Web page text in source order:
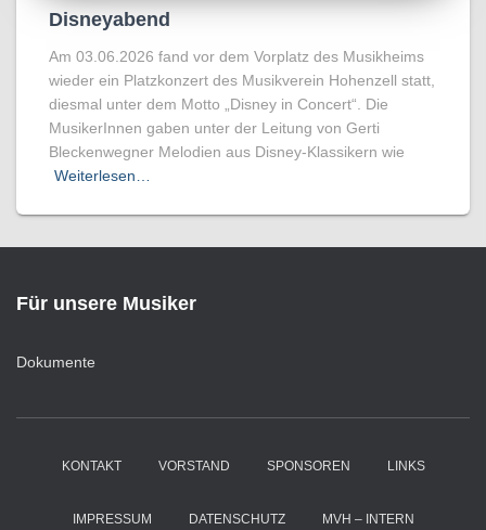
Disneyabend
Am 03.06.2026 fand vor dem Vorplatz des Musikheims
wieder ein Platzkonzert des Musikverein Hohenzell statt,
diesmal unter dem Motto „Disney in Concert“. Die
MusikerInnen gaben unter der Leitung von Gerti
Bleckenwegner Melodien aus Disney-Klassikern wie
Weiterlesen…
Für unsere Musiker
Dokumente
KONTAKT VORSTAND SPONSOREN LINKS
IMPRESSUM DATENSCHUTZ MVH – INTERN